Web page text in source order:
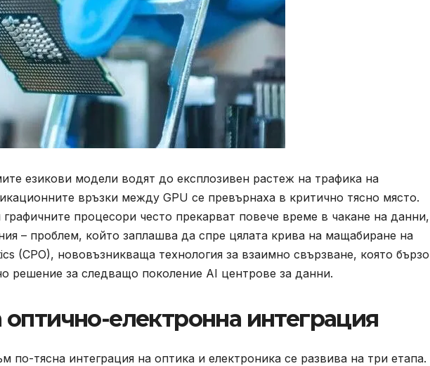
езикови модели водят до експлозивен растеж на трафика на
връзки между GPU се превърнаха в критично тясно място.
процесори често прекарват повече време в чакане на данни,
– проблем, който заплашва да спре цялата крива на мащабиране на
(CPO), нововъзникваща технология за взаимно свързване, която бързо
решение за следващо поколение AI центрове за данни.
оптично-електронна интеграция
по-тясна интеграция на оптика и електроника се развива на три етапа.